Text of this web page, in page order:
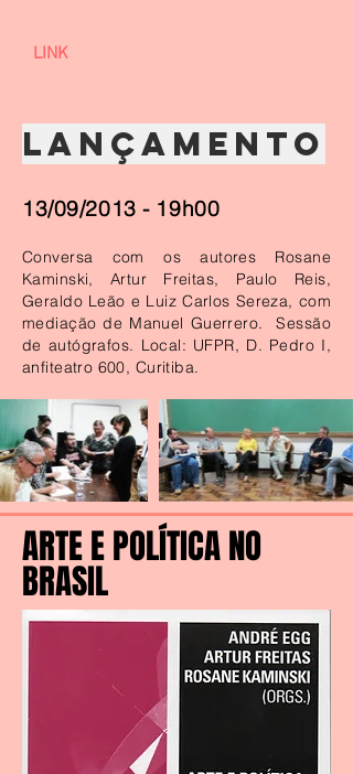
LINK
LANÇAMENTO
13/09/2013 - 19h00
Conversa com os autores Rosane
Kaminski, Artur Freitas, Paulo Reis,
Geraldo Leão e Luiz Carlos Sereza, com
mediação de Manuel Guerrero. Sessão
de autógrafos. Local: UFPR, D. Pedro I,
anfiteatro 600, Curitiba.
ARTE E POLÍTICA NO
BRASIL